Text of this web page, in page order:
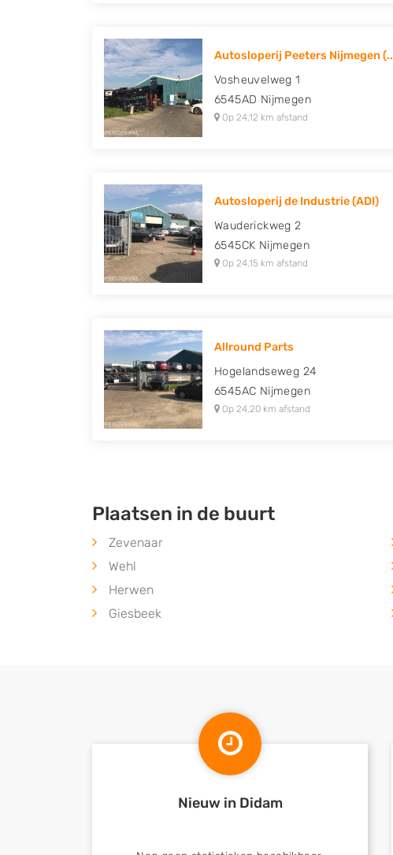
Autosloperij Peeters Nijmegen (..
Vosheuvelweg 1
6545AD Nijmegen
Op 24,12 km afstand
Autosloperij de Industrie (ADI)
Wauderickweg 2
6545CK Nijmegen
Op 24,15 km afstand
Allround Parts
Hogelandseweg 24
6545AC Nijmegen
Op 24,20 km afstand
Plaatsen in de buurt
Zevenaar
Wehl
Herwen
Giesbeek
Nieuw in Didam